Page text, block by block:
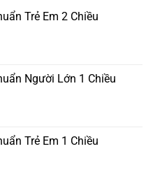
Trẻ Em 2 Chiều
Người Lớn 1 Chiều
Trẻ Em 1 Chiều